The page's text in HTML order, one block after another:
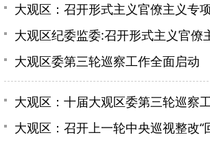
大观区：召开形式主义官僚主义专
大观区纪委监委:召开形式主义官僚
大观区委第三轮巡察工作全面启动
大观区：十届大观区委第三轮巡察
大观区：召开上一轮中央巡视整改“